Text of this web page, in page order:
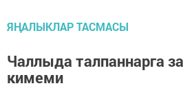
ЯҢАЛЫКЛАР ТАСМАСЫ
Чаллыда талпаннарга
кимеми